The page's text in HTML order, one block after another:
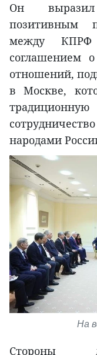
Он выразил
позитивным
между
соглашением
отношений,
в Москве,
народами
На
Стороны